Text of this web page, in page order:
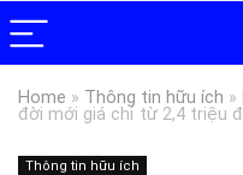
Home » Thông tin hữu ích »
đời mới giá chỉ từ 2,4 triệu
Thông tin hữu ích